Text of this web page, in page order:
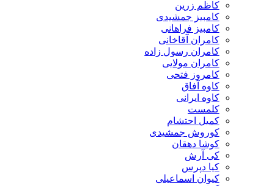
کاظم زرین
کامبیز جمشیدی
کامبیز فراهانی
کامران آقاخانی
کامران رسول زاده
کامران مولایی
کامروز فتحی
کاوه آفاق
کاوه ایرانی
کلمست
کمیل احتشام
کوروش جمشیدی
کوشا دهقان
کی آرش
کیا دپرس
کیوان اسماعیلی